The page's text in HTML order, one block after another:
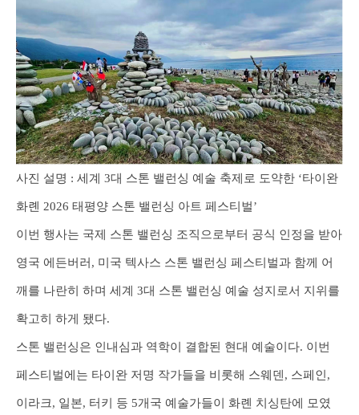
사진 설명 : 세계 3대 스톤 밸런싱 예술 축제로 도약한 ‘타이완
화롄 2026 태평양 스톤 밸런싱 아트 페스티벌’
이번 행사는 국제 스톤 밸런싱 조직으로부터 공식 인정을 받아
영국 에든버러, 미국 텍사스 스톤 밸런싱 페스티벌과 함께 어
깨를 나란히 하며 세계 3대 스톤 밸런싱 예술 성지로서 지위를
확고히 하게 됐다.
스톤 밸런싱은 인내심과 역학이 결합된 현대 예술이다. 이번
페스티벌에는 타이완 저명 작가들을 비롯해 스웨덴, 스페인,
이라크, 일본, 터키 등 5개국 예술가들이 화롄 치싱탄에 모였